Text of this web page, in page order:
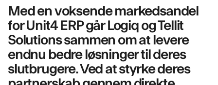
Med en voksende markedsandel
for Unit4 ERP går Logiq og Tellit
Solutions sammen om at levere
endnu bedre løsninger til deres
slutbrugere. Ved at styrke deres